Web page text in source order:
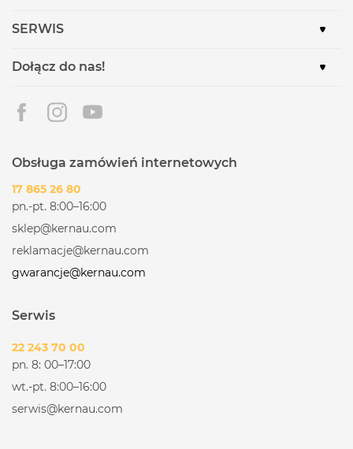
SERWIS
Dołącz do nas!
Obsługa zamówień internetowych
17 865 26 80
pn.-pt. 8:00–16:00
sklep@kernau.com
reklamacje@kernau.com
gwarancje@kernau.com
Serwis
22 243 70 00
pn. 8: 00–17:00
wt.-pt. 8:00–16:00
serwis@kernau.com